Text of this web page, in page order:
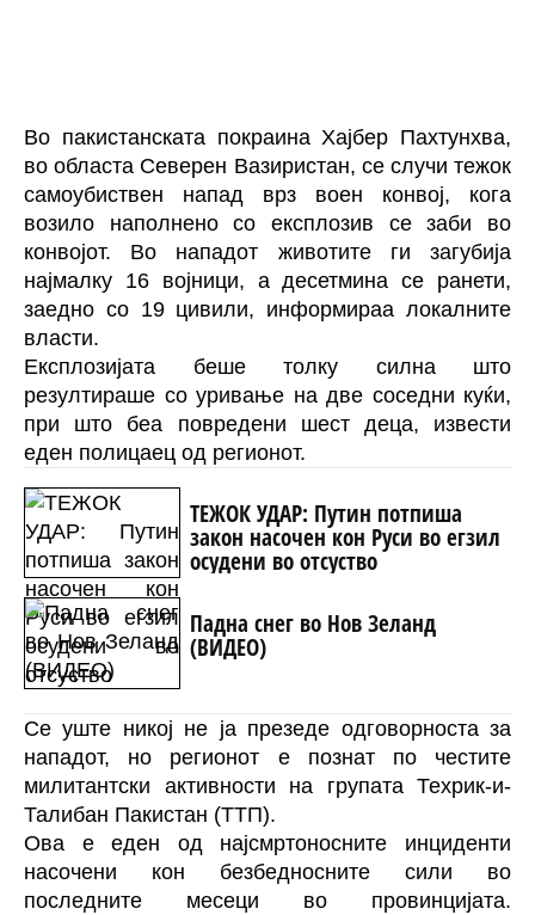
Во пакистанската покраина Хајбер Пахтунхва,
во областа Северен Вазиристан, се случи тежок
самоубиствен напад врз воен конвој, кога
возило наполнено со експлозив се заби во
конвојот. Во нападот животите ги загубија
најмалку 16 војници, а десетмина се ранети,
заедно со 19 цивили, информираа локалните
власти.
Експлозијата беше толку силна што
резултираше со уривање на две соседни куќи,
при што беа повредени шест деца, извести
еден полицаец од регионот.
ТЕЖОК УДАР: Путин потпиша
закон насочен кон Руси во егзил
осудени во отсуство
Падна снег во Нов Зеланд
(ВИДЕО)
Се уште никој не ја презеде одговорноста за
нападот, но регионот е познат по честите
милитантски активности на групата Техрик-и-
Талибан Пакистан (ТТП).
Ова е еден од најсмртоносните инциденти
насочени кон безбедносните сили во
последните месеци во провинцијата.